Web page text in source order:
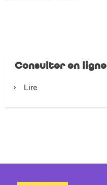
Consulter en ligne
Lire